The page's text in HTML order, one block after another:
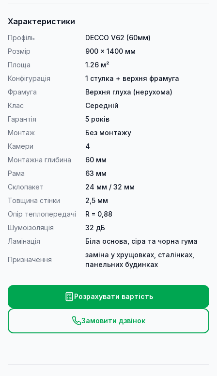
Характеристики
Профіль
DECCO V62 (60мм)
Розмір
900 × 1400 мм
Площа
1.26 м²
Конфігурація
1 стулка + верхня фрамуга
Фрамуга
Верхня глуха (нерухома)
Клас
Середній
Гарантія
5 років
Монтаж
Без монтажу
Камери
4
Монтажна глибина
60 мм
Рама
63 мм
Склопакет
24 мм / 32 мм
Товщина стінки
2,5 мм
Опір теплопередачі
R = 0,88
Шумоізоляція
32 дБ
Ламінація
Біла основа, сіра та чорна гума
Призначення
заміна у хрущовках, сталінках,
панельних будинках
Розрахувати вартість
Замовити дзвінок